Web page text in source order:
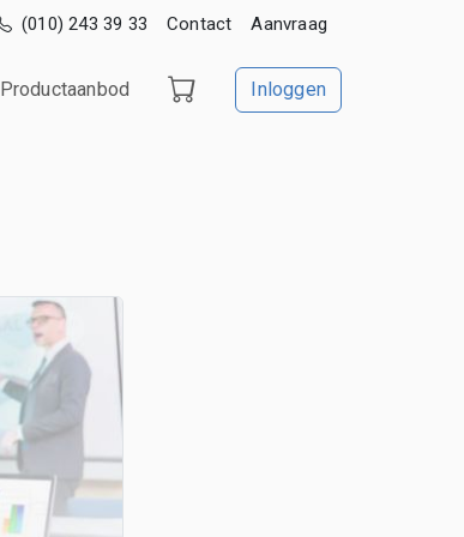
(010) 243 39 33 Contact Aanvraag
Productaanbod Inloggen